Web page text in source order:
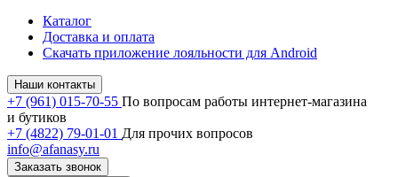
Каталог
Доставка и оплата
Скачать приложение лояльности для Android
Наши контакты
+7 (961) 015-70-55 По вопросам работы интернет-магазина
и бутиков
+7 (4822) 79-01-01 Для прочих вопросов
info@afanasy.ru
Заказать звонок